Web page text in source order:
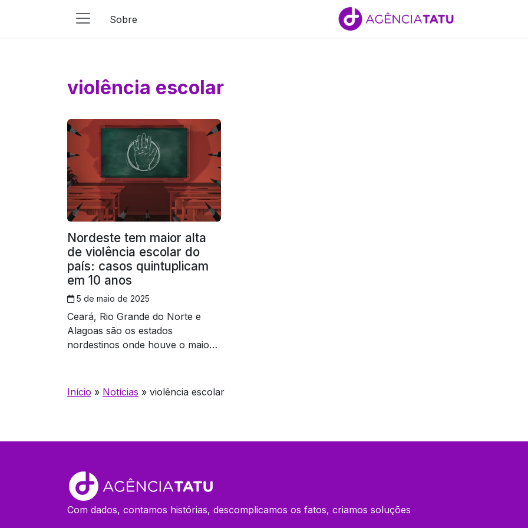
Sobre
violência escolar
Nordeste tem maior alta
de violência escolar do
país: casos quintuplicam
em 10 anos
5 de maio de 2025
Ceará, Rio Grande do Norte e
Alagoas são os estados
nordestinos onde houve o maior
Início » Notícias » violência escolar
Com dados, contamos histórias, descomplicamos os fatos, criamos soluções